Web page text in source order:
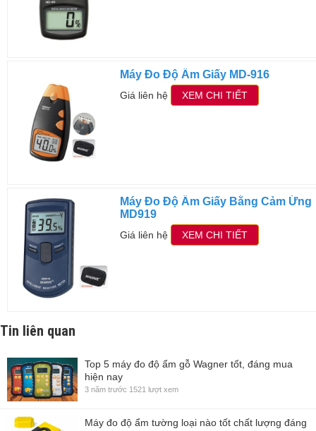
Máy Đo Độ Ẩm Giấy MD-916
Giá liên hệ XEM CHI TIẾT
Máy Đo Độ Ẩm Giấy Bằng Cảm Ứng
MD919
Giá liên hệ XEM CHI TIẾT
Tin liên quan
Top 5 máy đo độ ẩm gỗ Wagner tốt, đáng mua
hiện nay
3 năm trước 1521 lượt xem
Máy đo độ ẩm tường loại nào tốt chất lượng đáng